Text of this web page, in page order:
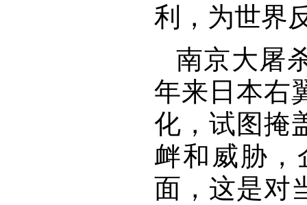
利，为世界
南京大屠
年来日本右
化，试图掩
衅和威胁，
面，这是对